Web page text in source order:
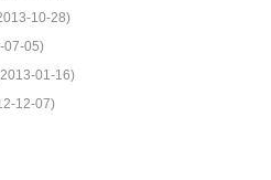
10-28)
07-05)
01-16)
12-07)